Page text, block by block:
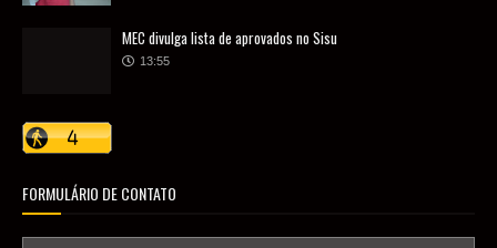
MEC divulga lista de aprovados no Sisu
13:55
FORMULÁRIO DE CONTATO